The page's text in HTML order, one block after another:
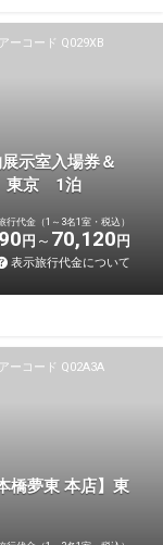
ーコード Q029XB
示室入場券＆
東京 1泊
行代金（1～3名1室・税込）
円 70,120 円
表示旅行代金について
ーコード Q02A3A
橋夢東 本店】東